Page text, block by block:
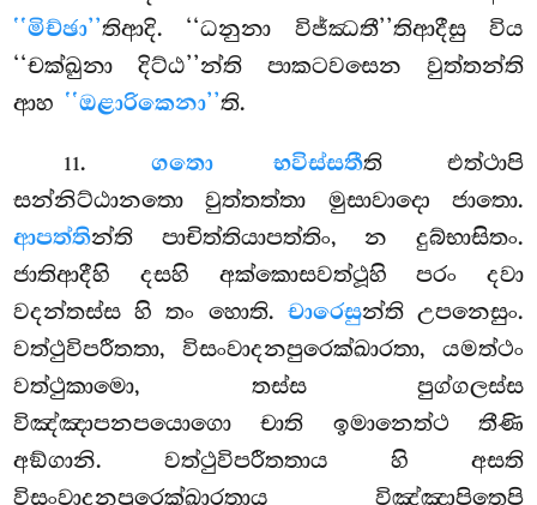
‘‘මිච්ඡා’’තිආදි. ‘‘ධනුනා විජ්ඣතී’’තිආදීසු විය
‘‘චක්ඛුනා දිට්ඨ’’න්ති පාකටවසෙන වුත්තන්ති
ආහ ‘‘ඔළාරිකෙනා’’ති.
11.ගතො භවිස්සතීති එත්ථාපි
සන්නිට්ඨානතො වුත්තත්තා මුසාවාදො ජාතො.
ආපත්තින්ති පාචිත්තියාපත්තිං, න දුබ්භාසිතං.
ජාතිආදීහි දසහි අක්කොසවත්ථූහි පරං දවා
වදන්තස්ස හි තං හොති. චාරෙසුන්ති උපනෙසුං.
වත්ථුවිපරීතතා, විසංවාදනපුරෙක්ඛාරතා, යමත්ථං
වත්ථුකාමො, තස්ස පුග්ගලස්ස
විඤ්ඤාපනපයොගො චාති ඉමානෙත්ථ තීණි
අඞ්ගානි. වත්ථුවිපරීතතාය හි අසති
විසංවාදනපුරෙක්ඛාරතාය විඤ්ඤාපිතෙපි